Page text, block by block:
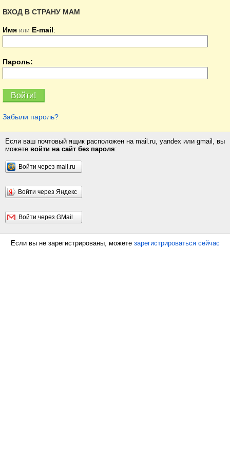
ВХОД В СТРАНУ МАМ
Имя или E-mail:
Пароль:
Забыли пароль?
Если ваш почтовый ящик расположен на mail.ru, yandex или gmail, вы
можете войти на сайт без пароля:
Войти через mail.ru
Войти через Яндекс
Войти через GMail
Если вы не зарегистрированы, можете зарегистрироваться сейчас